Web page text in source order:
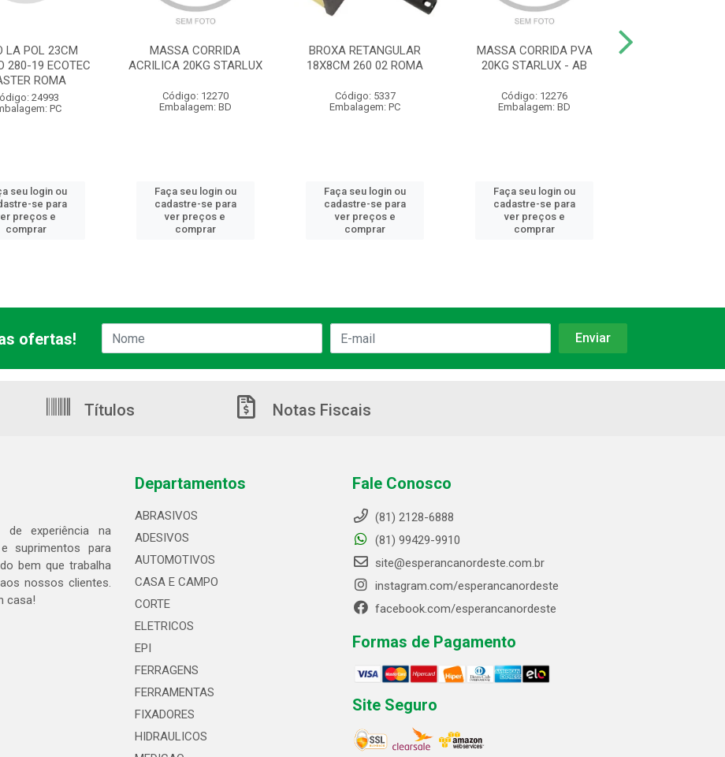
LA POL 23CM
280-19 ECOTEC
ROMA
24993
PC
seu login ou
se para
preços e
comprar
MASSA CORRIDA
ACRILICA 20KG STARLUX
Código: 12270
Embalagem: BD
Faça seu login ou
cadastre-se para
ver preços e
comprar
BROXA RETANGULAR
18X8CM 260 02 ROMA
Código: 5337
Embalagem: PC
Faça seu login ou
cadastre-se para
ver preços e
comprar
MASSA CORRIDA PVA
20KG STARLUX - AB
Código: 12276
Embalagem: BD
Faça seu login ou
cadastre-se para
ver preços e
comprar
ofertas!
Títulos Notas Fiscais
experiência na
suprimentos para
bem que trabalha
nossos clientes.
casa!
Departamentos
ABRASIVOS
ADESIVOS
AUTOMOTIVOS
CASA E CAMPO
CORTE
ELETRICOS
EPI
FERRAGENS
FERRAMENTAS
FIXADORES
HIDRAULICOS
Fale Conosco
(81) 2128-6888
(81) 99429-9910
site@esperancanordeste.com.br
instagram.com/esperancanordeste
facebook.com/esperancanordeste
Formas de Pagamento
Site Seguro